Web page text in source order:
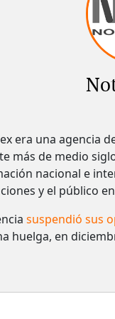
era una agencia
más de medio
nacional e
y el público
suspendió sus
huelga, en